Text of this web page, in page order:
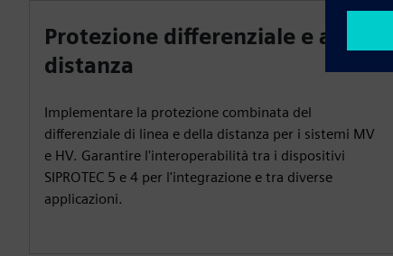
Protezione differenziale e a
distanza
Implementare la protezione combinata del
differenziale di linea e della distanza per i sistemi MV
e HV. Garantire l'interoperabilità tra i dispositivi
SIPROTEC 5 e 4 per l'integrazione e tra diverse
applicazioni.